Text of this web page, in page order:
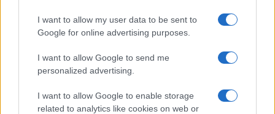
I want to allow my user data to be sent to
Google for online advertising purposes.
I want to allow Google to send me
personalized advertising.
I want to allow Google to enable storage
related to analytics like cookies on web or
praznovanje nedelje uzakonila in pospešila razširitev
napačne prakse. Učila je, da je bila sobota dana samo za
Jude in da je Jezus razveljavil praznovanje sobote,
hkrati pa razglašala, da ima od Boga dano oblast, da